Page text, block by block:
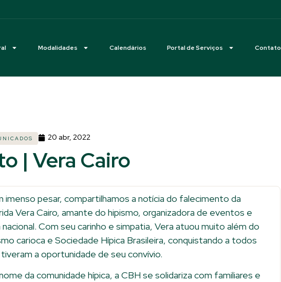
Modalidades Calendários Portal de Serviços Contato
20 abr, 2022
| Vera Cairo
imenso pesar, compartilhamos a notícia do falecimento da
Vera Cairo, amante do hipismo, organizadora de eventos e
nacional. Com seu carinho e simpatia, Vera atuou muito além do
carioca e Sociedade Hípica Brasileira, conquistando a todos
a oportunidade de seu convívio.
da comunidade hípica, a CBH se solidariza com familiares e